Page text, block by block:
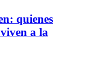
quienes
a la